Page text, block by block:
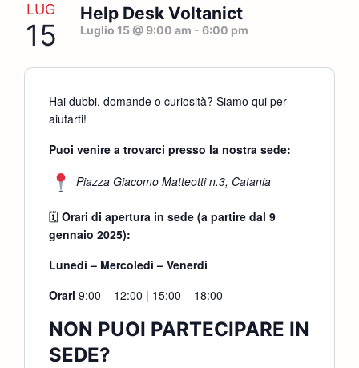
LUG
15
Help Desk Voltanict
Luglio 15 @ 9:00 am - 6:00 pm
Hai dubbi, domande o curiosità? Siamo qui per
aiutarti!
Puoi venire a trovarci presso la nostra sede:
Piazza Giacomo Matteotti n.3, Catania
🗓 Orari di apertura in sede (a partire dal 9
gennaio 2025):
Lunedì – Mercoledì – Venerdì
Orari 9:00 – 12:00 | 15:00 – 18:00
NON PUOI PARTECIPARE IN
SEDE?